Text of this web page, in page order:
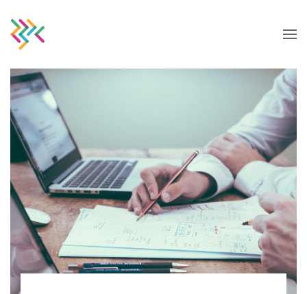
Skip to main content